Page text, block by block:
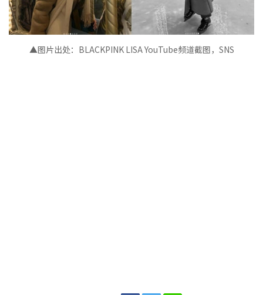
▲图片出处：BLACKPINK LISA YouTube频道截图，SNS